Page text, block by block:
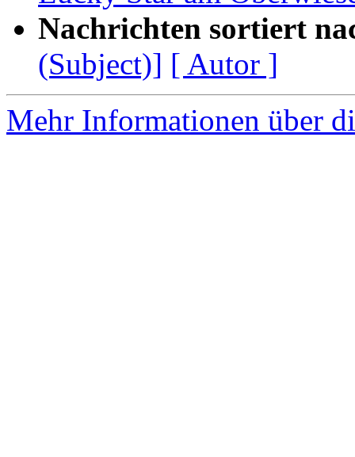
Nachrichten sortiert
(Subject)] [ Autor ]
Mehr Informationen über